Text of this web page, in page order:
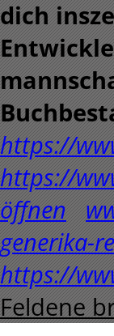
dich
https://
https://
öffnen
generika-
https://
Feldene